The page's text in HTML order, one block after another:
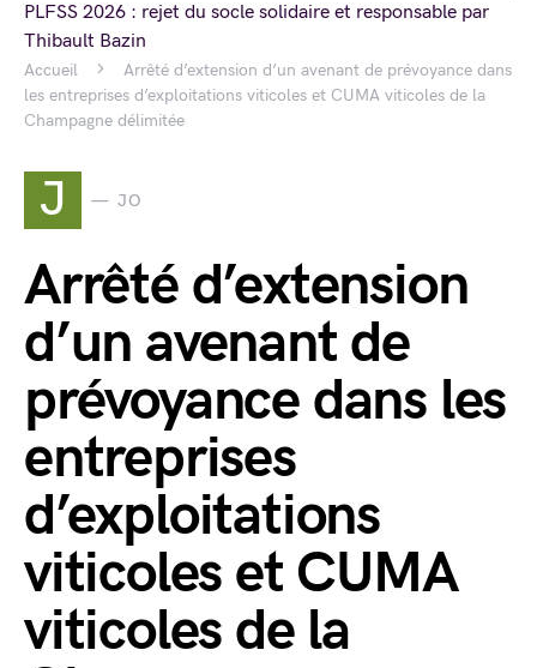
Accueil
Arrêté d’extension d’un avenant de prévoyance dans
les entreprises d’exploitations viticoles et CUMA viticoles de la
Champagne délimitée
J JO
Arrêté d’extension
d’un avenant de
prévoyance dans les
entreprises
d’exploitations
viticoles et CUMA
viticoles de la
PLFSS 2026 : rejet du socle solidaire et responsable par
Thibault Bazin